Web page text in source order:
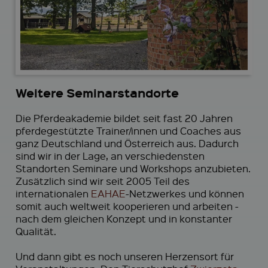
Weitere Seminarstandorte
Die Pferdeakademie bildet seit fast 20 Jahren
pferdegestützte Trainer/innen und Coaches aus
ganz Deutschland und Österreich aus. Dadurch
sind wir in der Lage, an verschiedensten
Standorten Seminare und Workshops anzubieten.
Zusätzlich sind wir seit 2005 Teil des
internationalen EAHAE-Netzwerkes und können
somit auch weltweit kooperieren und arbeiten -
nach dem gleichen Konzept und in konstanter
Qualität.
Und dann gibt es noch unseren Herzensort für